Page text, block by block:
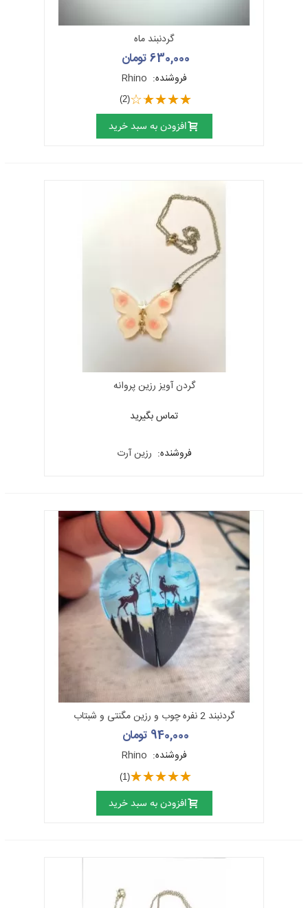
گردنبند ماه
630,000 تومان
فروشنده:
(2)
افزودن به سبد خرید
گردن آویز رزین پروانه
تماس بگیرید
فروشنده: رزین آرت
گردنبند 2 نفره چوب و رزین مگنتی و شبتاب
940,000 تومان
فروشنده:
(1)
افزودن به سبد خرید